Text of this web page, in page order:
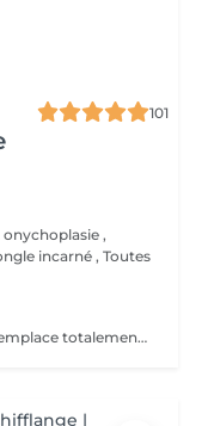
101
,
incarné , Toutes
L'onychoplastie ou prothèse unguéale remplace totalement ou partiellement l'ongle absent ou déformé. ongle mycosé Ce faux ongle est fabriqué à base d'une résine composite photopolymerisation sous forme de pâte transparente, devenant dure par photopolymérisation par une lampe LED Haute densité.